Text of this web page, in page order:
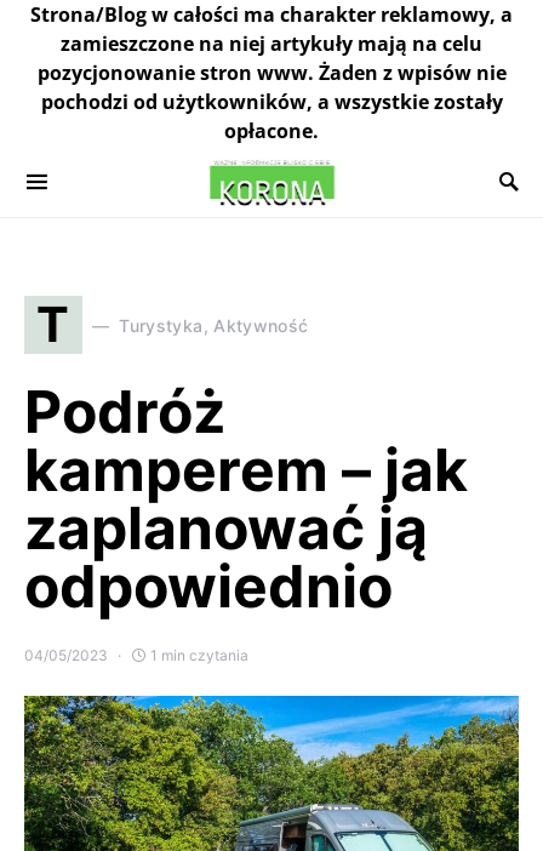
Strona/Blog w całości ma charakter reklamowy, a
zamieszczone na niej artykuły mają na celu
pozycjonowanie stron www. Żaden z wpisów nie
pochodzi od użytkowników, a wszystkie zostały
opłacone.
T Turystyka, Aktywność
Podróż
kamperem – jak
zaplanować ją
odpowiednio
04/05/2023 1 min czytania